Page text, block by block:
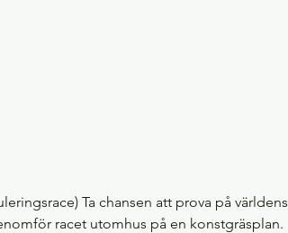
Ta chansen att prova på världens
racet utomhus på en konstgräsplan.